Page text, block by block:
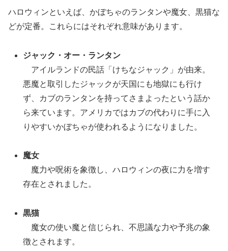
ハロウィンといえば、かぼちゃのランタンや魔女、黒猫な
どが定番。これらにはそれぞれ意味があります。
ジャック・オー・ランタン
アイルランドの民話「けちなジャック」が由来。
悪魔と取引したジャックが天国にも地獄にも行け
ず、カブのランタンを持ってさまよったという話か
ら来ています。アメリカではカブの代わりに手に入
りやすいかぼちゃが使われるようになりました。
魔女
魔力や呪術を象徴し、ハロウィンの夜に力を増す
存在とされました。
黒猫
魔女の使い魔と信じられ、不思議な力や予兆の象
徴とされます。